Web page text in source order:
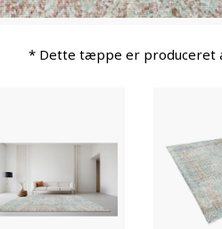
* Dette tæppe er produceret